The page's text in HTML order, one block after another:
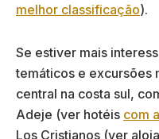
melhor classificação).
Se estiver mais
temáticos e excursões
central na costa sul,
Adeje (ver hotéis com
Los Cristianos (ver